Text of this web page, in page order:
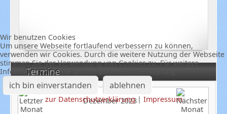
Termine
Dezember 2023
Wir benutzen Cookies
Um unsere Webseite fortlaufend verbessern zu können,
verwenden wir Cookies. Durch die weitere Nutzung der Webseite
stimmen Sie der Verwendung von Cookies zu. Für weitere
Informationen siehe unsere Datenschutzerklärung
ich bin einverstanden ablehnen
zur Datenschutzerklärung| Impressum